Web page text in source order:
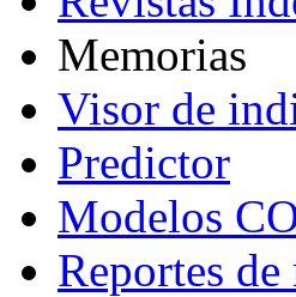
Memorias
Visor de
Predictor
Modelos
Reportes